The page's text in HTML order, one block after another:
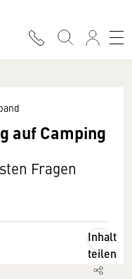
auf Camping
Fragen
Inhalt
teilen